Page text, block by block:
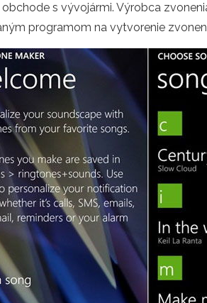
s vývojármi. Výrobca
programom na vytvorenie